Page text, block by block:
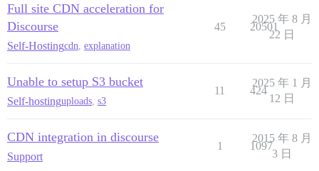
Full site CDN acceleration for
Discourse
Self-Hostingcdn, explanation
45 20501
2025 年 8 月
22 日
Unable to setup S3 bucket
Self-hostinguploads, s3
11 424
2025 年 1 月
12 日
CDN integration in discourse
Support
1 1097
2015 年 8 月
3 日